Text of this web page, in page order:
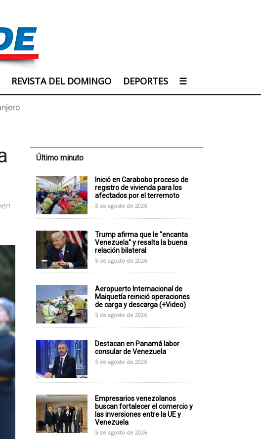
REVISTA DEL DOMINGO DEPORTES ☰
Último minuto
Inició en Carabobo proceso de
registro de vivienda para los
afectados por el terremoto
5 de agosto de 2026
Trump afirma que le "encanta
Venezuela" y resalta la buena
relación bilateral
5 de agosto de 2026
Aeropuerto Internacional de
Maiquetía reinició operaciones
de carga y descarga (+Video)
5 de agosto de 2026
Destacan en Panamá labor
consular de Venezuela
5 de agosto de 2026
Empresarios venezolanos
buscan fortalecer el comercio y
las inversiones entre la UE y
Venezuela
5 de agosto de 2026